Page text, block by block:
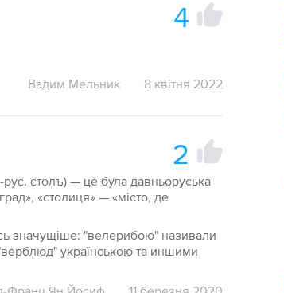
4
Вадим Мельник 8 квітня 2022
2
рус. столъ) — це була давньоруська
«столиця» — «місто, де
значущіше: "велерибою" називали
українською та иншими